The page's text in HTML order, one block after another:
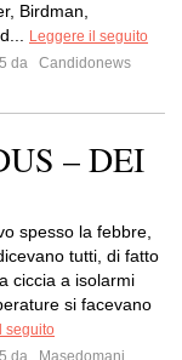
Birdman,
Leggere il seguito
da
Candidonews
– DEI
spesso la febbre,
tutti, di fatto
ciccia a isolarmi
si facevano
seguito
da
Masedomani